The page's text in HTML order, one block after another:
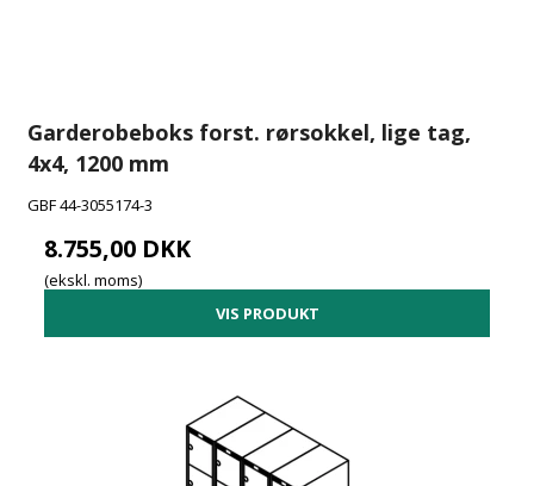
Garderobeboks forst. rørsokkel, lige tag,
4x4, 1200 mm
GBF 44-3055174-3
8.755,00 DKK
(ekskl. moms)
VIS PRODUKT